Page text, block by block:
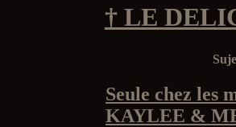
† LE
Seule chez les
KAYLEE &